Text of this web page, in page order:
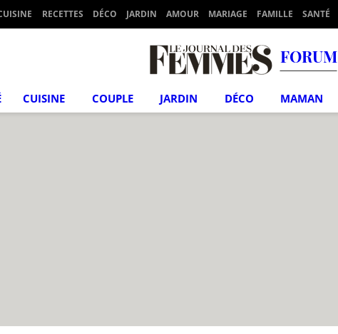
RECETTES DÉCO JARDIN AMOUR MARIAGE FAMILLE SANTÉ
FORUM
CUISINE COUPLE JARDIN DÉCO MAMAN